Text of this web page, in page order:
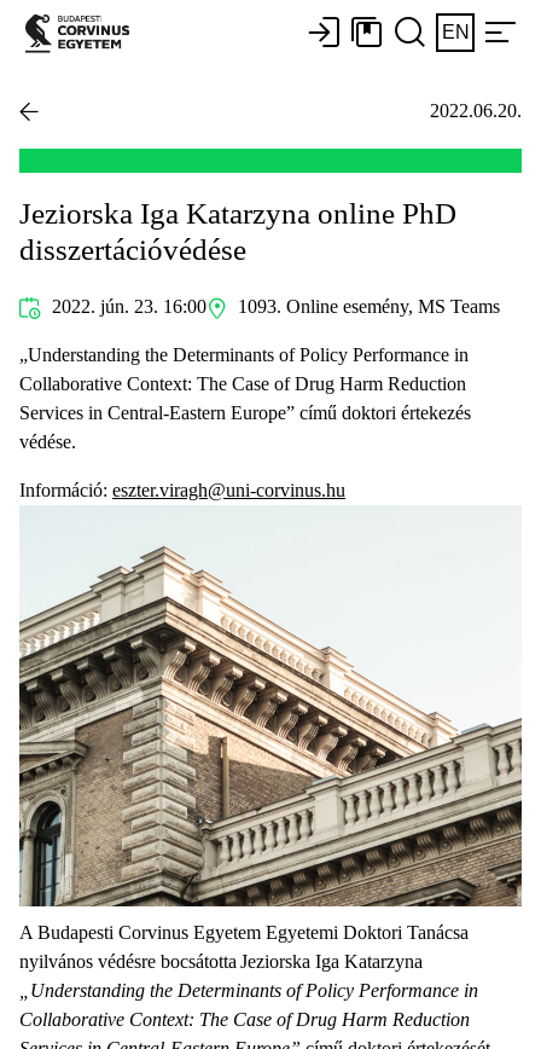
EN
2022.06.20.
Jeziorska Iga Katarzyna online PhD
disszertációvédése
2022. jún. 23. 16:00 1093. Online esemény, MS Teams
„Understanding the Determinants of Policy Performance in
Collaborative Context: The Case of Drug Harm Reduction
Services in Central-Eastern Europe” című doktori értekezés
védése.
Információ: eszter.viragh@uni-corvinus.hu
A Budapesti Corvinus Egyetem Egyetemi Doktori Tanácsa
nyilvános védésre bocsátotta Jeziorska Iga Katarzyna
„Understanding the Determinants of Policy Performance in
Collaborative Context: The Case of Drug Harm Reduction